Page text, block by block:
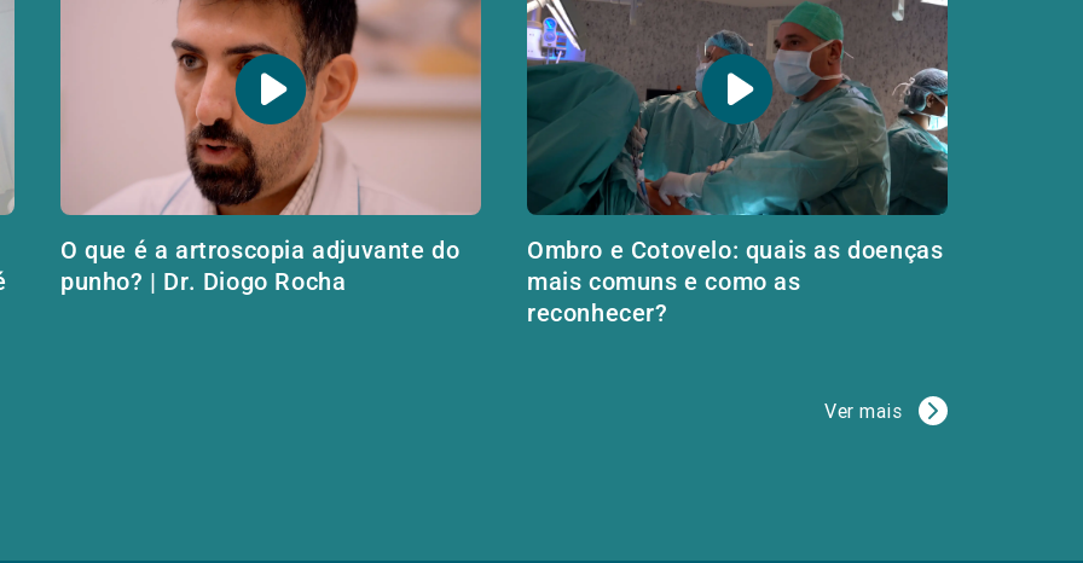
O que é a artroscopia adjuvante do
punho? | Dr. Diogo Rocha
Ombro e Cotovelo: quais as doenças
mais comuns e como as
reconhecer?
Ver mais